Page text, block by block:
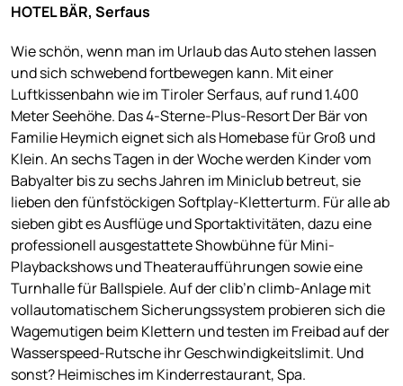
HOTEL BÄR, Serfaus
Wie schön, wenn man im Urlaub das Auto stehen lassen
und sich schwebend fortbewegen kann. Mit einer
Luftkissenbahn wie im Tiroler Serfaus, auf rund 1.400
Meter Seehöhe. Das 4-Sterne-Plus-Resort Der Bär von
Familie Heymich eignet sich als Homebase für Groß und
Klein. An sechs Tagen in der Woche werden Kinder vom
Babyalter bis zu sechs Jahren im Miniclub betreut, sie
lieben den fünfstöckigen Softplay-Kletterturm. Für alle ab
sieben gibt es Ausflüge und Sportaktivitäten, dazu eine
professionell ausgestattete Showbühne für Mini-
Playbackshows und Theateraufführungen sowie eine
Turnhalle für Ballspiele. Auf der clib’n climb-Anlage mit
vollautomatischem Sicherungssystem probieren sich die
Wagemutigen beim Klettern und testen im Freibad auf der
Wasserspeed-Rutsche ihr Geschwindigkeitslimit. Und
sonst? Heimisches im Kinderrestaurant, Spa.